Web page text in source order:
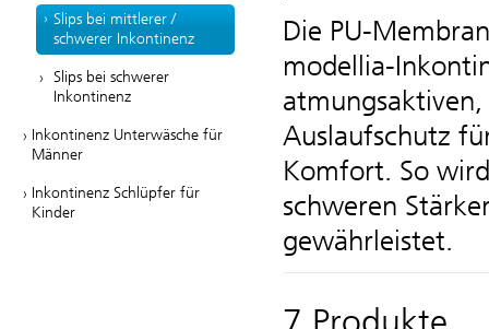
Slips bei mittlerer /
schwerer Inkontinenz
Slips bei schwerer
Inkontinenz
Inkontinenz Unterwäsche für
Männer
Inkontinenz Schlüpfer für
Kinder
Die PU-
modellia-
Auslaufschutz
Komfort. So
schweren
gewährleistet.